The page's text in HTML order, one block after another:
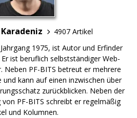
4907 Artikel
1975, ist Autor und Erfinder
ist beruflich selbstständiger Web-
Neben PF-BITS betreut er mehrere
kann auf einen inzwischen über
zurückblicken. Neben der
PF-BITS schreibt er regelmäßig
und Kolumnen.